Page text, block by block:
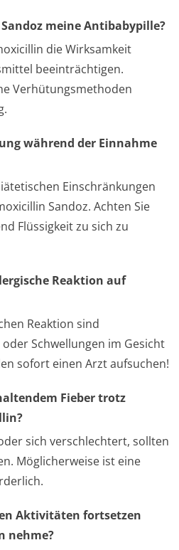
meine Antibabypille?
die Wirksamkeit
beeinträchtigen.
Verhütungsmethoden
während der Einnahme
Einschränkungen
Sandoz. Achten Sie
Flüssigkeit zu sich zu
Reaktion auf
Reaktion sind
Schwellungen im Gesicht
sofort einen Arzt aufsuchen!
Fieber trotz
sich verschlechtert, sollten
Möglicherweise ist eine
Aktivitäten fortsetzen
nehme?